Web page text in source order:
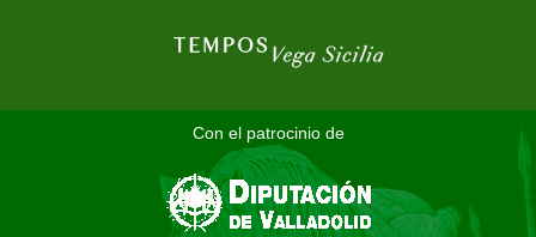
Con el patrocinio de